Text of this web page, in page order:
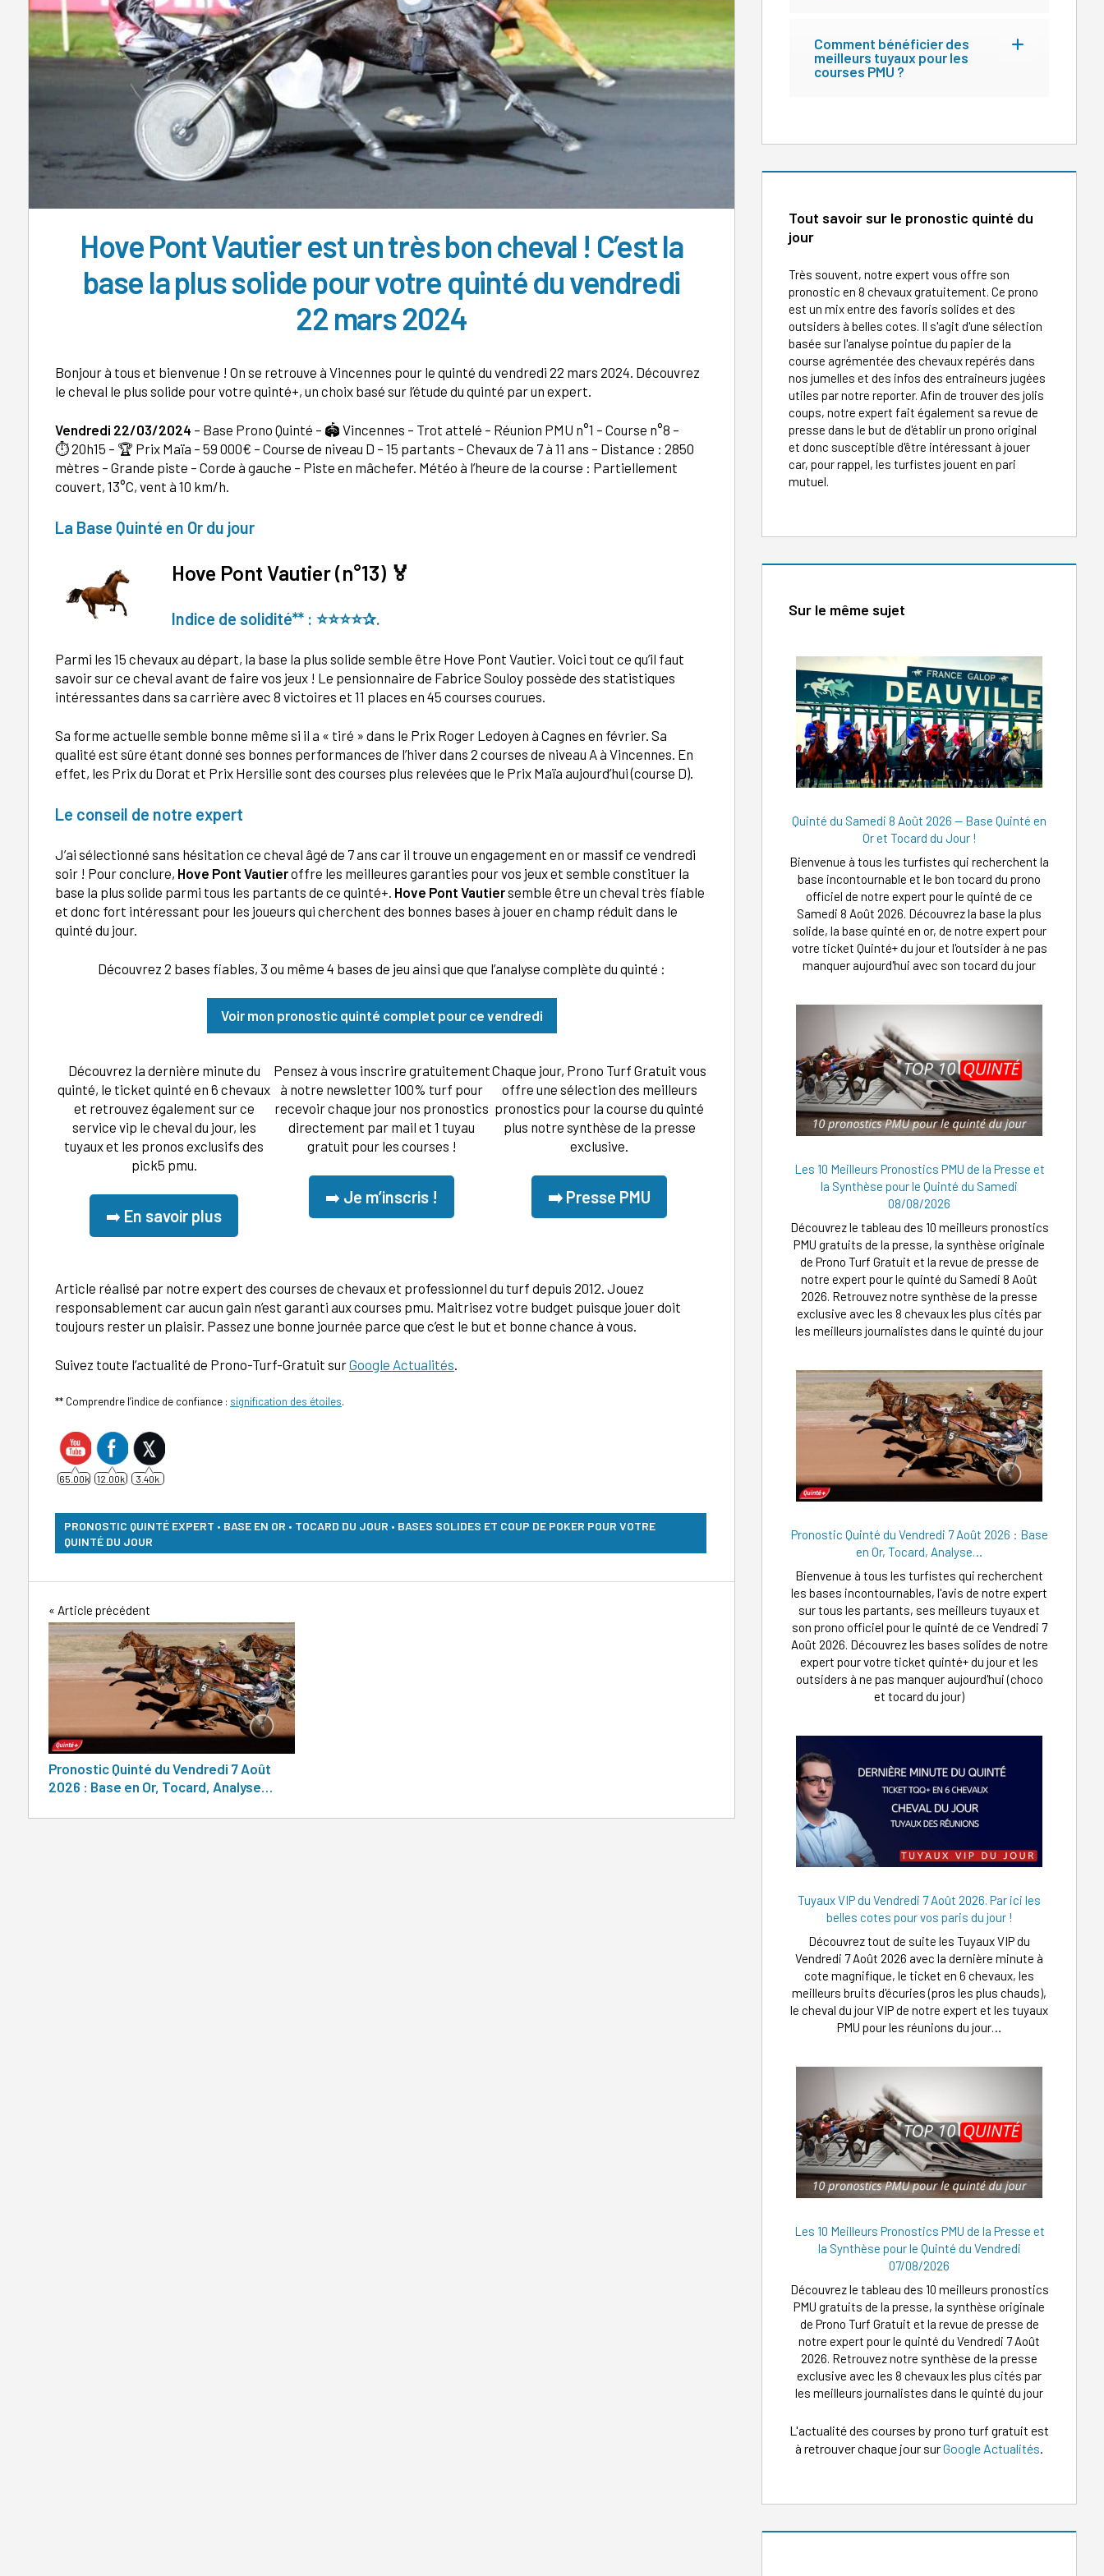
Hove Pont Vautier est un très bon cheval ! C’est la
base la plus solide pour votre quinté du vendredi
22 mars 2024
Bonjour à tous et bienvenue ! On se retrouve à Vincennes pour le quinté du vendredi 22 mars 2024. Découvrez
le cheval le plus solide pour votre quinté+, un choix basé sur l’étude du quinté par un expert.
Vendredi 22/03/2024 – Base Prono Quinté – 🏟️ Vincennes – Trot attelé – Réunion PMU n°1 – Course n°8 –
⏱️ 20h15 – 🏆 Prix Maïa – 59 000€ – Course de niveau D – 15 partants – Chevaux de 7 à 11 ans – Distance : 2850
mètres – Grande piste – Corde à gauche – Piste en mâchefer. Météo à l’heure de la course : Partiellement
couvert, 13°C, vent à 10 km/h.
La Base Quinté en Or du jour
Hove Pont Vautier (n°13) 🏅
Indice de solidité** : ⭐⭐⭐⭐✰.
Parmi les 15 chevaux au départ, la base la plus solide semble être Hove Pont Vautier. Voici tout ce qu’il faut
savoir sur ce cheval avant de faire vos jeux ! Le pensionnaire de Fabrice Souloy possède des statistiques
intéressantes dans sa carrière avec 8 victoires et 11 places en 45 courses courues.
Sa forme actuelle semble bonne même si il a « tiré » dans le Prix Roger Ledoyen à Cagnes en février. Sa
qualité est sûre étant donné ses bonnes performances de l’hiver dans 2 courses de niveau A à Vincennes. En
effet, les Prix du Dorat et Prix Hersilie sont des courses plus relevées que le Prix Maïa aujourd’hui (course D).
Le conseil de notre expert
J’ai sélectionné sans hésitation ce cheval âgé de 7 ans car il trouve un engagement en or massif ce vendredi
soir ! Pour conclure, Hove Pont Vautieroffre les meilleures garanties pour vos jeux et semble constituer la
base la plus solide parmi tous les partants de ce quinté+. Hove Pont Vautiersemble être un cheval très fiable
et donc fort intéressant pour les joueurs qui cherchent des bonnes bases à jouer en champ réduit dans le
quinté du jour.
Découvrez 2 bases fiables, 3 ou même 4 bases de jeu ainsi que que l’analyse complète du quinté :
Voir mon pronostic quinté complet pour ce vendredi
Découvrez la dernière minute du
quinté, le ticket quinté en 6 chevaux
et retrouvez également sur ce
service vip le cheval du jour, les
tuyaux et les pronos exclusifs des
pick5 pmu.
➡️ En savoir plus
Pensez à vous inscrire gratuitement
à notre newsletter 100% turf pour
recevoir chaque jour nos pronostics
directement par mail et 1 tuyau
gratuit pour les courses !
➡️ Je m’inscris !
Chaque jour, Prono Turf Gratuit vous
offre une sélection des meilleurs
pronostics pour la course du quinté
plus notre synthèse de la presse
exclusive.
➡️ Presse PMU
Article réalisé par notre expert des courses de chevaux et professionnel du turf depuis 2012. Jouez
responsablement car aucun gain n’est garanti aux courses pmu. Maitrisez votre budget puisque jouer doit
toujours rester un plaisir. Passez une bonne journée parce que c’est le but et bonne chance à vous.
Suivez toute l’actualité de Prono-Turf-Gratuit surGoogle Actualités.
** Comprendre l’indice de confiance : signification des étoiles.
65.00k 12.00k 3.40k
PRONOSTIC QUINTÉ EXPERT • BASE EN OR • TOCARD DU JOUR • BASES SOLIDES ET COUP DE POKER POUR VOTRE
QUINTÉ DU JOUR
Navigation
de
l’article
Article précédent
Pronostic Quinté du Vendredi 7 Août
2026 : Base en Or, Tocard, Analyse…
Comment bénéficier des
meilleurs tuyaux pour les
courses PMU ?
Tout savoir sur le pronostic quinté du
jour
Très souvent, notre expert vous offre son
pronostic en 8 chevaux gratuitement. Ce prono
est un mix entre des favoris solides et des
outsiders à belles cotes. Il s'agit d'une sélection
basée sur l'analyse pointue du papier de la
course agrémentée des chevaux repérés dans
nos jumelles et des infos des entraineurs jugées
utiles par notre reporter. Afin de trouver des jolis
coups, notre expert fait également sa revue de
presse dans le but de d'établir un prono original
et donc susceptible d'être intéressant à jouer
car, pour rappel, les turfistes jouent en pari
mutuel.
Sur le même sujet
Quinté du Samedi 8 Août 2026 — Base Quinté en
Or et Tocard du Jour !
Bienvenue à tous les turfistes qui recherchent la
base incontournable et le bon tocard du prono
officiel de notre expert pour le quinté de ce
Samedi 8 Août 2026. Découvrez la base la plus
solide, la base quinté en or, de notre expert pour
votre ticket Quinté+ du jour et l'outsider à ne pas
manquer aujourd'hui avec son tocard du jour
Les 10 Meilleurs Pronostics PMU de la Presse et
la Synthèse pour le Quinté du Samedi
08/08/2026
Découvrez le tableau des 10 meilleurs pronostics
PMU gratuits de la presse, la synthèse originale
de Prono Turf Gratuit et la revue de presse de
notre expert pour le quinté du Samedi 8 Août
2026. Retrouvez notre synthèse de la presse
exclusive avec les 8 chevaux les plus cités par
les meilleurs journalistes dans le quinté du jour
Pronostic Quinté du Vendredi 7 Août 2026 : Base
en Or, Tocard, Analyse…
Bienvenue à tous les turfistes qui recherchent
les bases incontournables, l'avis de notre expert
sur tous les partants, ses meilleurs tuyaux et
son prono officiel pour le quinté de ce Vendredi 7
Août 2026. Découvrez les bases solides de notre
expert pour votre ticket quinté+ du jour et les
outsiders à ne pas manquer aujourd'hui (choco
et tocard du jour)
Tuyaux VIP du Vendredi 7 Août 2026. Par ici les
belles cotes pour vos paris du jour !
Découvrez tout de suite les Tuyaux VIP du
Vendredi 7 Août 2026 avec la dernière minute à
cote magnifique, le ticket en 6 chevaux, les
meilleurs bruits d'écuries (pros les plus chauds),
le cheval du jour VIP de notre expert et les tuyaux
PMU pour les réunions du jour…
Les 10 Meilleurs Pronostics PMU de la Presse et
la Synthèse pour le Quinté du Vendredi
07/08/2026
Découvrez le tableau des 10 meilleurs pronostics
PMU gratuits de la presse, la synthèse originale
de Prono Turf Gratuit et la revue de presse de
notre expert pour le quinté du Vendredi 7 Août
2026. Retrouvez notre synthèse de la presse
exclusive avec les 8 chevaux les plus cités par
les meilleurs journalistes dans le quinté du jour
L'actualité des courses by prono turf gratuit est
à retrouver chaque jour surGoogle Actualités